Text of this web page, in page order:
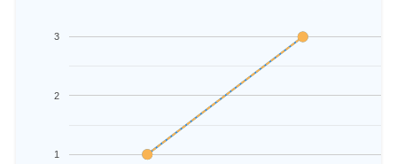
1
2
3